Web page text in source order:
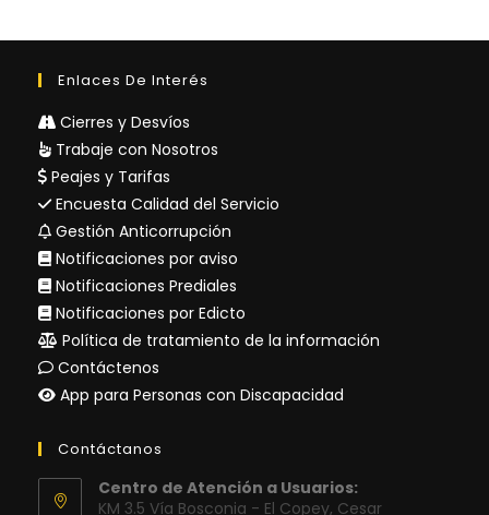
Enlaces De Interés
Cierres y Desvíos
Trabaje con Nosotros
Peajes y Tarifas
Encuesta Calidad del Servicio
Gestión Anticorrupción
Notificaciones por aviso
Notificaciones Prediales
Notificaciones por Edicto
Política de tratamiento de la información
Contáctenos
App para Personas con Discapacidad
Contáctanos
Centro de Atención a Usuarios:
KM 3.5 Vía Bosconia - El Copey, Cesar